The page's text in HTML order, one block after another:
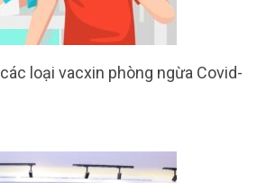
loại vacxin phòng ngừa Covid-